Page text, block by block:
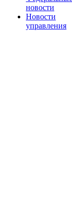
новости
Новости
управления